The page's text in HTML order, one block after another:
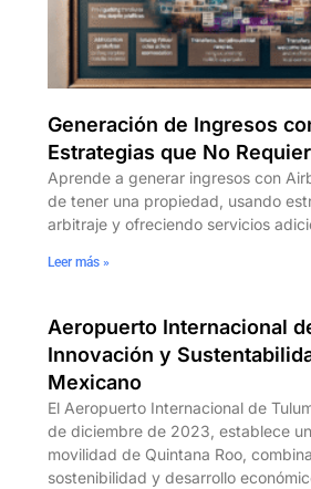
Generación de Ingresos
Estrategias que No
Aprende a generar ingresos con
de tener una propiedad, usando
arbitraje y ofreciendo servicios
Leer más »
Aeropuerto Internacional
Innovación y
Mexicano
El Aeropuerto Internacional de
de diciembre de 2023, establece
movilidad de Quintana Roo,
sostenibilidad y desarrollo